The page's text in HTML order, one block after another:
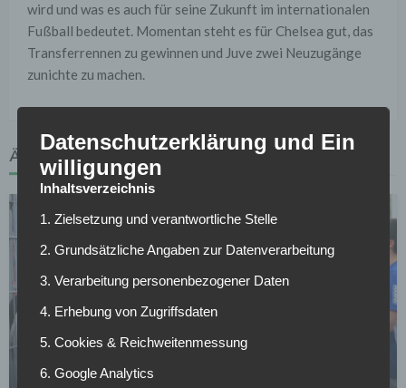
wird und was es auch für seine Zukunft im internationalen
Fußball bedeutet. Momentan steht es für Chelsea gut, das
Transferrennen zu gewinnen und Juve zwei Neuzugänge
zunichte zu machen.
ÄHNLICHE ARTIKEL
Schalke verleiht Torwart nach Norwegen
14.07.2026
Datenschutzerklärung und Ein
willigungen
Inhaltsverzeichnis
1. Zielsetzung und verantwortliche Stelle
2. Grundsätzliche Angaben zur Datenverarbeitung
3. Verarbeitung personenbezogener Daten
4. Erhebung von Zugriffsdaten
5. Cookies & Reichweitenmessung
6. Google Analytics